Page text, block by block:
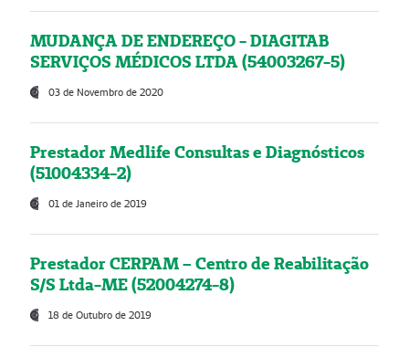
MUDANÇA DE ENDEREÇO - DIAGITAB
SERVIÇOS MÉDICOS LTDA (54003267-5)
03 de Novembro de 2020
Prestador Medlife Consultas e Diagnósticos
(51004334-2)
01 de Janeiro de 2019
Prestador CERPAM – Centro de Reabilitação
S/S Ltda-ME (52004274-8)
18 de Outubro de 2019